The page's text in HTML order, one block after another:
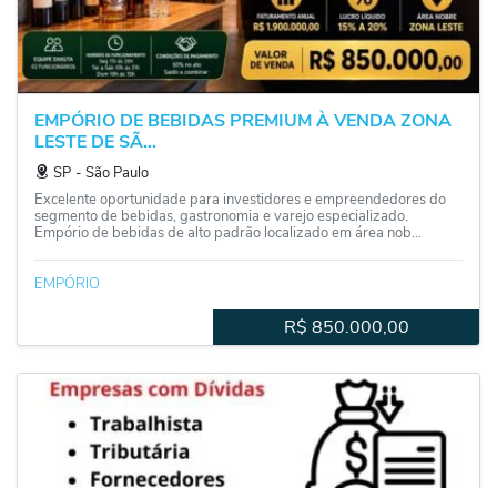
EMPÓRIO DE BEBIDAS PREMIUM À VENDA ZONA
LESTE DE SÃ...
SP ‐ São Paulo
Excelente oportunidade para investidores e empreendedores do
segmento de bebidas, gastronomia e varejo especializado.
Empório de bebidas de alto padrão localizado em área nob...
EMPÓRIO
R$ 850.000,00